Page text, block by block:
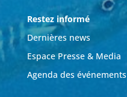
Restez informé
Dernières news
Espace Presse & Media
Agenda des événements